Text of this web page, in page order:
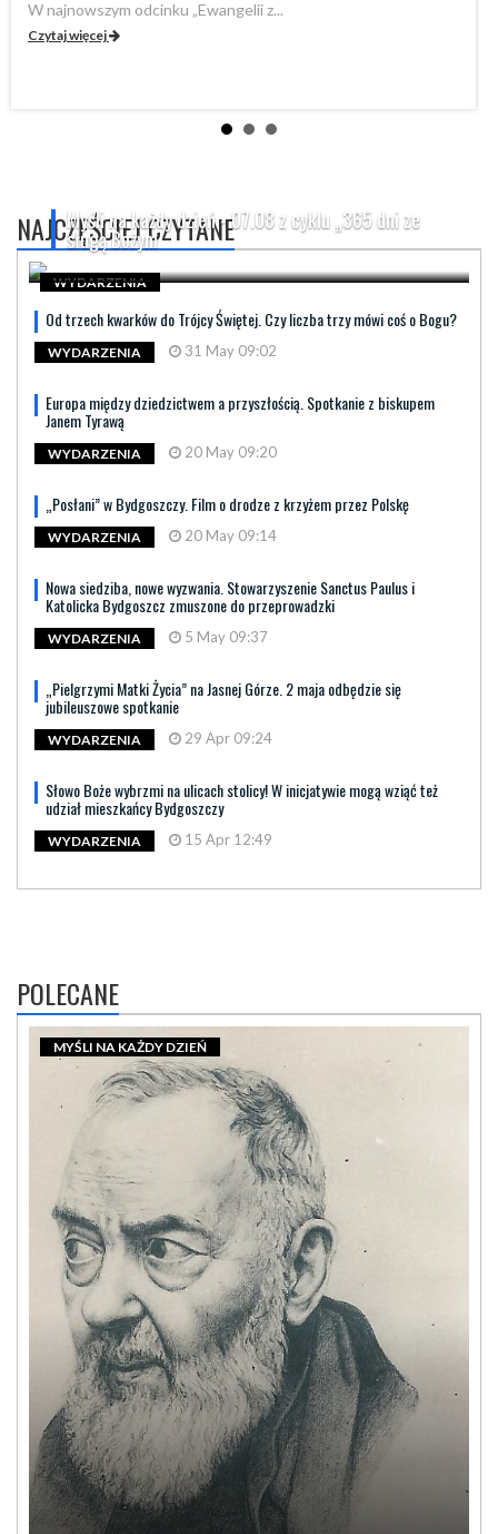
W najnowszym odcinku „Ewangelii z...
Czytaj więcej
NAJCZĘŚCIEJ CZYTANE
Myśli na każdy dzień - 07.08 z cyklu „365 dni ze
sługą Bożym
WYDARZENIA
Od trzech kwarków do Trójcy Świętej. Czy liczba trzy mówi coś o Bogu?
WYDARZENIA 31 May 09:02
Europa między dziedzictwem a przyszłością. Spotkanie z biskupem
Janem Tyrawą
WYDARZENIA 20 May 09:20
„Posłani” w Bydgoszczy. Film o drodze z krzyżem przez Polskę
WYDARZENIA 20 May 09:14
Nowa siedziba, nowe wyzwania. Stowarzyszenie Sanctus Paulus i
Katolicka Bydgoszcz zmuszone do przeprowadzki
WYDARZENIA 5 May 09:37
„Pielgrzymi Matki Życia” na Jasnej Górze. 2 maja odbędzie się
jubileuszowe spotkanie
WYDARZENIA 29 Apr 09:24
Słowo Boże wybrzmi na ulicach stolicy! W inicjatywie mogą wziąć też
udział mieszkańcy Bydgoszczy
WYDARZENIA 15 Apr 12:49
POLECANE
MYŚLI NA KAŻDY DZIEŃ